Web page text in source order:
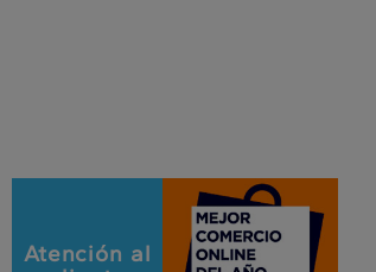
Atención al